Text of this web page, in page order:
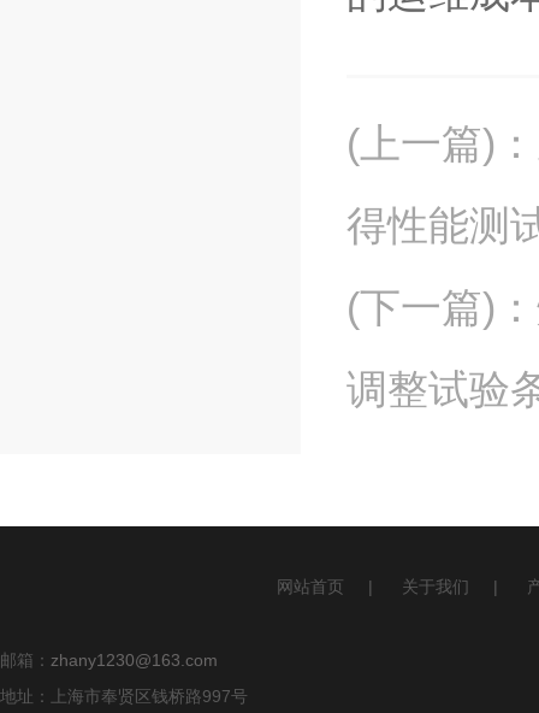
(上一篇) ：
得性能测
(下一篇) ：
调整试验
网站首页 | 关于我们 |
邮箱： zhany1230@163.com
地址：上海市奉贤区钱桥路997号